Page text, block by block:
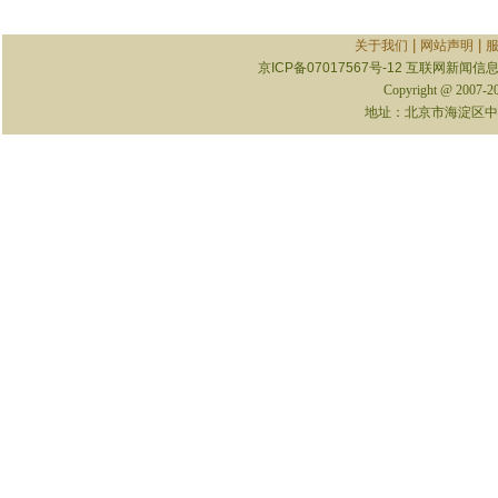
关于我们 网站声明
京ICP备07017567号-12 互联网新闻信
Copyright @ 2007-
地址：北京市海淀区